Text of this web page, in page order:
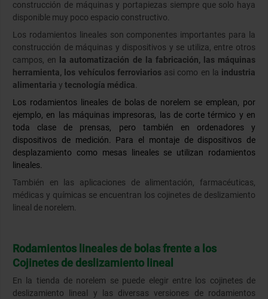
construcción de máquinas y portapiezas siempre que solo haya
disponible muy poco espacio constructivo.
Los rodamientos lineales son componentes importantes para la
construcción de máquinas y dispositivos y se utiliza, entre otros
campos, en
la automatización de la fabricación, las máquinas
herramienta, los vehículos ferroviariosasi como en la industria
alimentaria y tecnología médica
Los rodamientos lineales de bolas de norelem se emplean, por
ejemplo, en las máquinas impresoras, las de corte térmico y en
toda clase de prensas, pero también en ordenadores y
dispositivos de medición. Para el montaje de dispositivos de
desplazamiento como mesas lineales se utilizan rodamientos
lineales.
También en las aplicaciones de alimentación, farmacéuticas,
médicas y químicas se encuentran los cojinetes de deslizamiento
lineal de norelem.
Rodamientos lineales de bolas frente a los
Cojinetes de deslizamiento lineal
En la tienda de norelem se puede elegir entre los cojinetes de
deslizamiento lineal y las diversas versiones de rodamientos